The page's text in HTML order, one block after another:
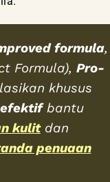
formula,
Formula), Pro-
khusus
bantu
kulit dan
penuaan